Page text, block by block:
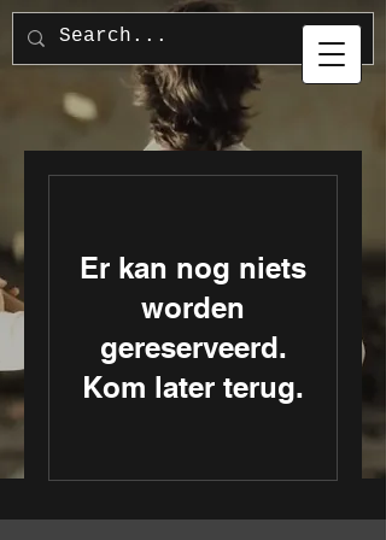
Er kan nog niets
worden
gereserveerd.
Kom later terug.